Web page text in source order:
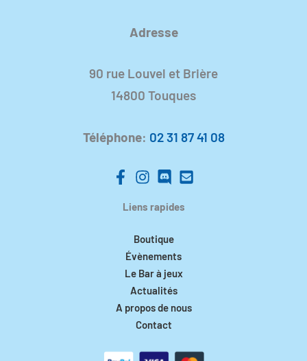
Adresse
90 rue Louvel et Brière
14800 Touques
Téléphone: 02 31 87 41 08
Liens rapides
Boutique
Évènements
Le Bar à jeux
Actualités
A propos de nous
Contact